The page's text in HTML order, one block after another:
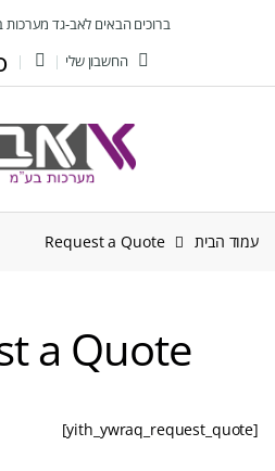
ברוכים הבאים לאב-גד מערכות
החשבון שלי
עמוד הבית Request a Quote
a Quote
[yith_ywraq_request_quote]